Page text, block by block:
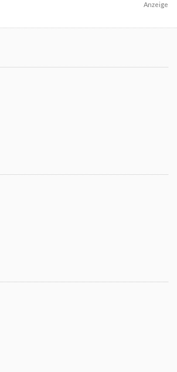
Anzeige